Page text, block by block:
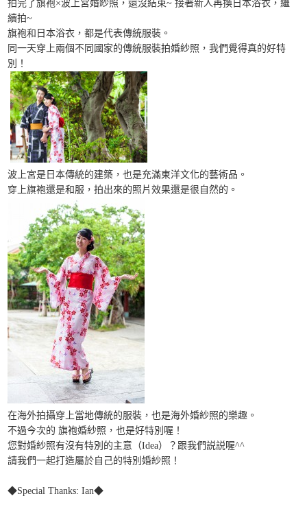
拍完了旗袍×波上宮婚紗照，還沒結束~ 接著新人再換日本浴衣，繼
續拍~
旗袍和日本浴衣，都是代表傳統服裝。
同一天穿上兩個不同國家的傳統服裝拍婚紗照，我們覺得真的好特
別！
波上宮是日本傳統的建築，也是充滿東洋文化的藝術品。
穿上旗袍還是和服，拍出來的照片效果還是很自然的。
在海外拍攝穿上當地傳統的服裝，也是海外婚紗照的樂趣。
不過今次的 旗袍婚紗照，也是好特別喔！
您對婚紗照有沒有特別的主意（Idea）？跟我們説説喔^^
請我們一起打造屬於自己的特別婚紗照！
◆Special Thanks: Ian◆